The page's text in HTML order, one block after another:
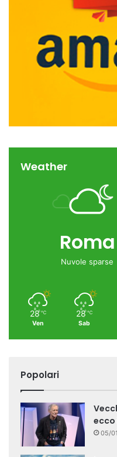
Weather
Roma
Nuvole sparse
28 ℃
Ven
28 ℃
Sab
Popolari
ecco
05/